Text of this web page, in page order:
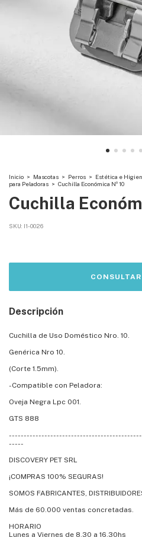
Inicio > Mascotas > Perros > Estética e
para Peladoras > Cuchilla Económica Nº 10
Cuchilla
SKU: I1-0026
Descripción
Cuchilla de Uso Doméstico Nro. 10.
Genérica Nro 10.
(Corte 1.5mm).
-Compatible con Peladora:
Oveja Negra Lpc 001.
GTS 888
-----
DISCOVERY PET SRL
¡COMPRAS 100% SEGURAS!
SOMOS FABRICANTES,
Más de 60.000 ventas concretadas.
HORARIO
Lunes a Viernes de 8.30 a 16.30hs